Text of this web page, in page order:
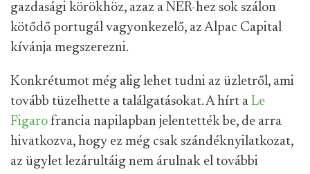
gazdasági körökhöz, azaz a NER-hez sok szálon
kötődő portugál vagyonkezelő, az Alpac Capital
kívánja megszerezni.
Konkrétumot még alig lehet tudni az üzletről, ami
tovább tüzelhette a találgatásokat. A hírt a Le
Figaro francia napilapban jelentették be, de arra
hivatkozva, hogy ez még csak szándéknyilatkozat,
az ügylet lezárultáig nem árulnak el további